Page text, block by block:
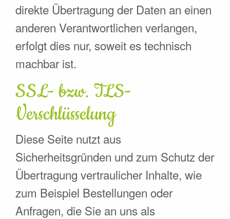
direkte Übertragung der Daten an einen
anderen Verantwortlichen verlangen,
erfolgt dies nur, soweit es technisch
machbar ist.
SSL- bzw. TLS-
Verschlüsselung
Diese Seite nutzt aus
Sicherheitsgründen und zum Schutz der
Übertragung vertraulicher Inhalte, wie
zum Beispiel Bestellungen oder
Anfragen, die Sie an uns als